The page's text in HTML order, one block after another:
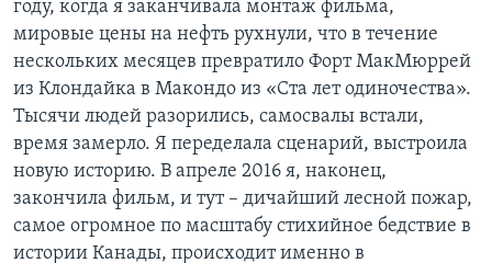
году, когда я заканчивала монтаж фильма,
мировые цены на нефть рухнули, что в течение
нескольких месяцев превратило Форт МакМюррей
из Клондайка в Макондо из «Ста лет одиночества».
Тысячи людей разорились, самосвалы встали,
время замерло. Я переделала сценарий, выстроила
новую историю. В апреле 2016 я, наконец,
закончила фильм, и тут – дичайший лесной пожар,
самое огромное по масштабу стихийное бедствие в
истории Канады, происходит именно в